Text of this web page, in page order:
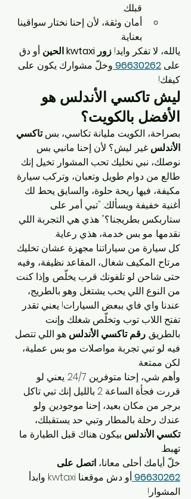
قبلك.
أمان وثقة، لأن إحنا نختار سواقينا
بعناية.
يالله، لا تفكر وايد! زور kwtaxi الحين
أو دق
على 96630262 وخلّ مشوارك يكون على
كيفك!
ليش تاكسي الأندلس هو
الأفضل بالكويت؟
بصراحة، الكويت مليانة تكاسي، بس تاكسي
الأندلس غير. ليش؟ لأن إحنا مانبي بس
نوصلك، نبي نخليك تحب المشوار. تخيل إنك
طالع من دوام طويل وتعبان، وتركب سيارة
مكيفة، فيها ريحة حلوة، والسايق يحط لك
أغنية خفيفة ويسألك: "تبي أمر على
ستاربكس بطريجنا؟" هذي هي التجربة اللي
نقدمها. مو بس خدمة، هذي رعاية.
كل سيارة من سياراتنا مجهزة عشان تخليك
مرتاح. المكيف شغال، المقاعد نظيفة، وفيه
حتى شاحن لو تلفونك قرب يخلّص. وإذا كنت
من النوع اللي يحب يشتغل وهو بالطريج،
عندنا واي فاي ببعض السيارات! يعني تقدر
تفتح اللاب توب وتخلّص شغلك وإنت
بالطريق. رقم تاكسي الأندلس هو اللي تتصل
فيه لو تبي تجربة مواصلات مو بس عملية،
لكن ممتعة.
وأهم شي، إحنا متوفرين 24/7. يعني لو
قررت فجأة الساعة 2 بالليل إنك تبي تاكل
برجر من مكان بعيد، إحنا موجودين. ولو
عندك رحلة بالمطار وتبي حد يستقبلك،
تكسي الأندلس بيكون هناك قبل الطيارة ما
تهبط.
خلّ أيامك أحلى معانا، اتصل على
96630262
أو دش موقعنا kwtaxi وابدأ
المشوار!